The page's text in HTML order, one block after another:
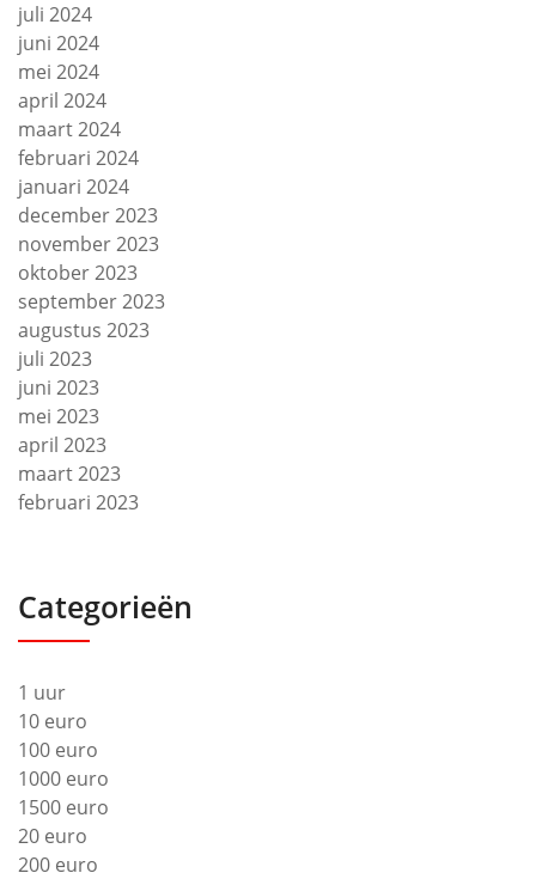
juli 2024
juni 2024
mei 2024
april 2024
maart 2024
februari 2024
januari 2024
december 2023
november 2023
oktober 2023
september 2023
augustus 2023
juli 2023
juni 2023
mei 2023
april 2023
maart 2023
februari 2023
Categorieën
1 uur
10 euro
100 euro
1000 euro
1500 euro
20 euro
200 euro